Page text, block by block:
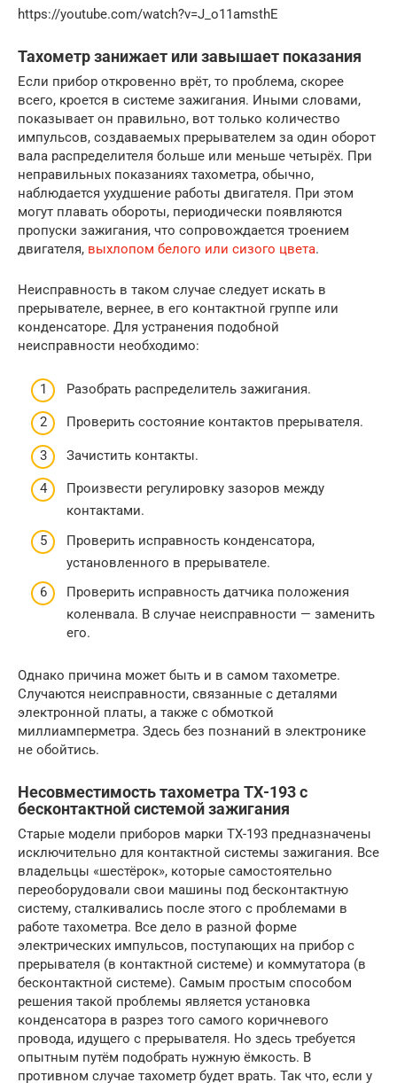
https://youtube.com/watch?v=J_o11amsthE
Тахометр занижает или завышает показания
Если прибор откровенно врёт, то проблема, скорее
всего, кроется в системе зажигания. Иными словами,
показывает он правильно, вот только количество
импульсов, создаваемых прерывателем за один оборот
вала распределителя больше или меньше четырёх. При
неправильных показаниях тахометра, обычно,
наблюдается ухудшение работы двигателя. При этом
могут плавать обороты, периодически появляются
пропуски зажигания, что сопровождается троением
двигателя, выхлопом белого или сизого цвета.
Неисправность в таком случае следует искать в
прерывателе, вернее, в его контактной группе или
конденсаторе. Для устранения подобной
неисправности необходимо:
Разобрать распределитель зажигания.
Проверить состояние контактов прерывателя.
Зачистить контакты.
Произвести регулировку зазоров между
контактами.
Проверить исправность конденсатора,
установленного в прерывателе.
Проверить исправность датчика положения
коленвала. В случае неисправности — заменить
его.
Однако причина может быть и в самом тахометре.
Случаются неисправности, связанные с деталями
электронной платы, а также с обмоткой
миллиамперметра. Здесь без познаний в электронике
не обойтись.
Несовместимость тахометра ТХ-193 с
бесконтактной системой зажигания
Старые модели приборов марки ТХ-193 предназначены
исключительно для контактной системы зажигания. Все
владельцы «шестёрок», которые самостоятельно
переоборудовали свои машины под бесконтактную
систему, сталкивались после этого с проблемами в
работе тахометра. Все дело в разной форме
электрических импульсов, поступающих на прибор с
прерывателя (в контактной системе) и коммутатора (в
бесконтактной системе). Самым простым способом
решения такой проблемы является установка
конденсатора в разрез того самого коричневого
провода, идущего с прерывателя. Но здесь требуется
опытным путём подобрать нужную ёмкость. В
противном случае тахометр будет врать. Так что, если у